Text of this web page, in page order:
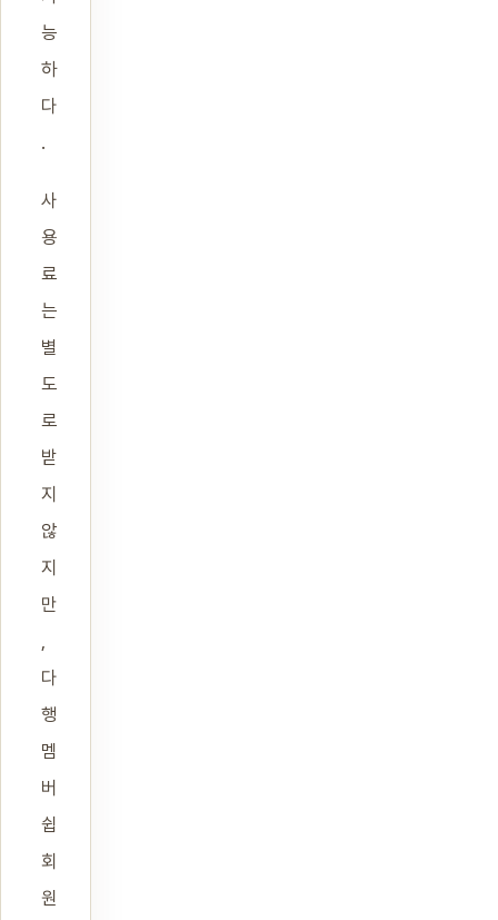
능
하
다
.
사
용
료
는
별
도
로
받
지
않
지
만
,
다
행
멤
버
쉽
회
원